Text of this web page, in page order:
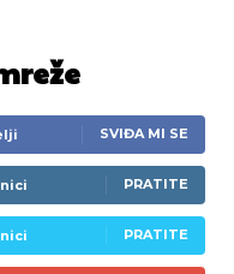
SVIĐA MI SE
PRATITE
PRATITE